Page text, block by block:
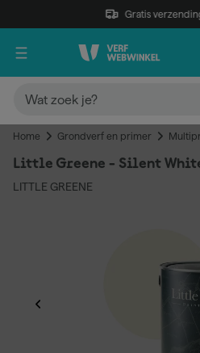
Gratis
Home Grondverf en primer
Little Greene - Silent
LITTLE GREENE